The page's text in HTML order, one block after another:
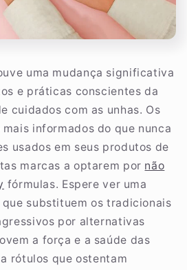
uma mudança significativa
e práticas conscientes da
cuidados com as unhas. Os
informados do que nunca
usados em seus produtos de
marcas a optarem por não
fórmulas. Espere ver uma
substituem os tradicionais
por alternativas
a força e a saúde das
rótulos que ostentam